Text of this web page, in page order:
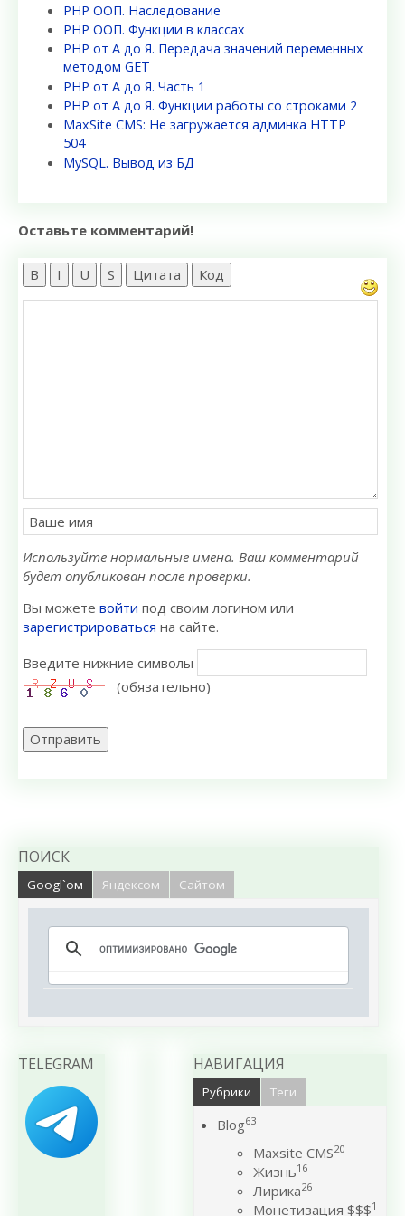
PHP ООП. Наследование
PHP ООП. Функции в классах
PHP от А до Я. Передача значений переменных
методом GET
PHP от А до Я. Часть 1
PHP от А до Я. Функции работы со строками 2
MaxSite CMS: Не загружается админка HTTP
504
MySQL. Вывод из БД
Оставьте комментарий!
B I U S Цитата Код
Используйте нормальные имена. Ваш комментарий
будет опубликован после проверки.
Вы можете войти под своим логином или
зарегистрироваться на сайте.
Введите нижние символы
(обязательно)
Отправить
ПОИСК
Googl`ом Яндексом Сайтом
TELEGRAM НАВИГАЦИЯ
Рубрики Теги
Blog63
Maxsite CMS20
Жизнь16
Лирика26
Монетизация $$$1